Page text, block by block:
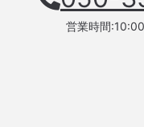
営業時間